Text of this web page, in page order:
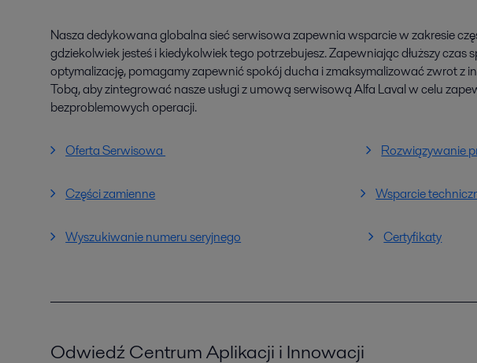
Nasza dedykowana globalna sieć serwisowa zapewnia wsparcie w zakresie
gdziekolwiek jesteś i kiedykolwiek tego potrzebujesz. Zapewniając dłuższy czas
optymalizację, pomagamy zapewnić spokój ducha i zmaksymalizować zwrot z
Tobą, aby zintegrować nasze usługi z umową serwisową Alfa Laval w celu
bezproblemowych operacji.
Oferta Serwisowa Rozwiązywanie
Części zamienne Wsparcie
Wyszukiwanie numeru seryjnego Certyfikaty
Odwiedź Centrum Aplikacji i Innowacji